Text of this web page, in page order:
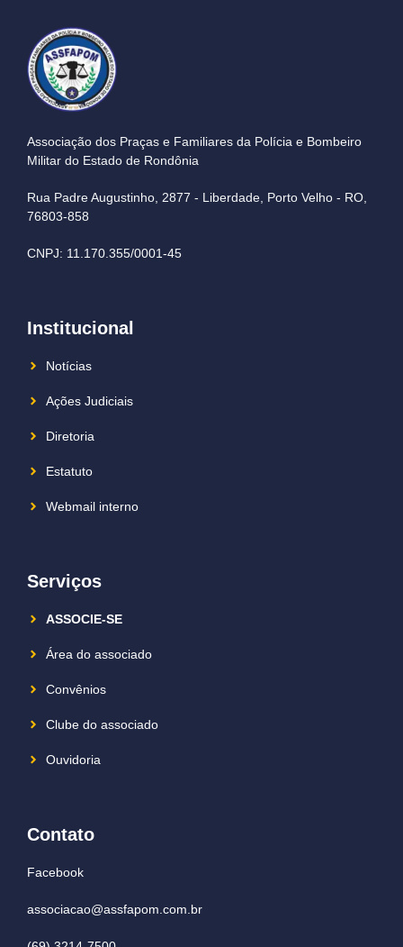
Associação dos Praças e Familiares da Polícia e Bombeiro
Militar do Estado de Rondônia
Rua Padre Augustinho, 2877 - Liberdade, Porto Velho - RO,
76803-858
CNPJ: 11.170.355/0001-45
Institucional
Notícias
Ações Judiciais
Diretoria
Estatuto
Webmail interno
Serviços
ASSOCIE-SE
Área do associado
Convênios
Clube do associado
Ouvidoria
Contato
Facebook
associacao@assfapom.com.br